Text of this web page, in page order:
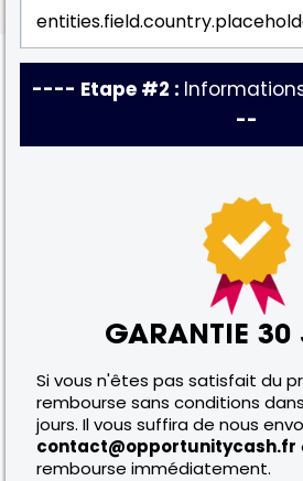
---- Etape #2 :
--
GARANTIE 30
Si vous n'êtes pas satisfait du
rembourse sans conditions
jours. Il vous suffira de nous
contact@opportunitycash.fr
rembourse immédiatement.